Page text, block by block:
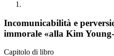
Incomunicabilità e
immorale «alla Kim
Capitolo di libro